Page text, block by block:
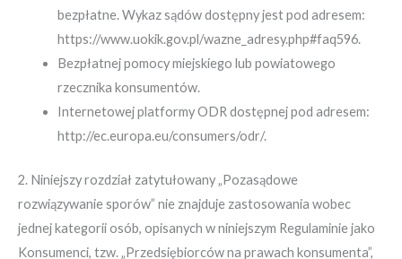
bezpłatne. Wykaz sądów dostępny jest pod adresem:
https://www.uokik.gov.pl/wazne_adresy.php#faq596.
Bezpłatnej pomocy miejskiego lub powiatowego
rzecznika konsumentów.
Internetowej platformy ODR dostępnej pod adresem:
http://ec.europa.eu/consumers/odr/.
2. Niniejszy rozdział zatytułowany „Pozasądowe
rozwiązywanie sporów” nie znajduje zastosowania wobec
jednej kategorii osób, opisanych w niniejszym Regulaminie jako
Konsumenci, tzw. „Przedsiębiorców na prawach konsumenta”,